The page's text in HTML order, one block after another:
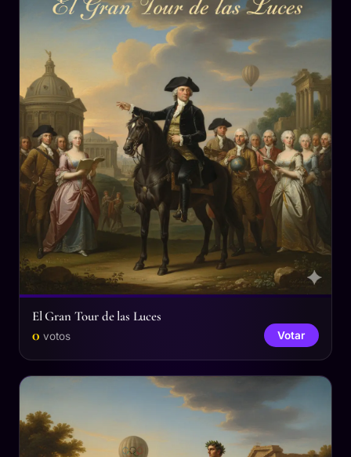
El Gran Tour de las Luces
0 votos Votar